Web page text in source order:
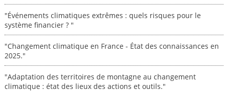
"Événements climatiques extrêmes : quels risques pour le
système financier ? "
"Changement climatique en France - État des connaissances en
2025."
"Adaptation des territoires de montagne au changement
climatique : état des lieux des actions et outils."